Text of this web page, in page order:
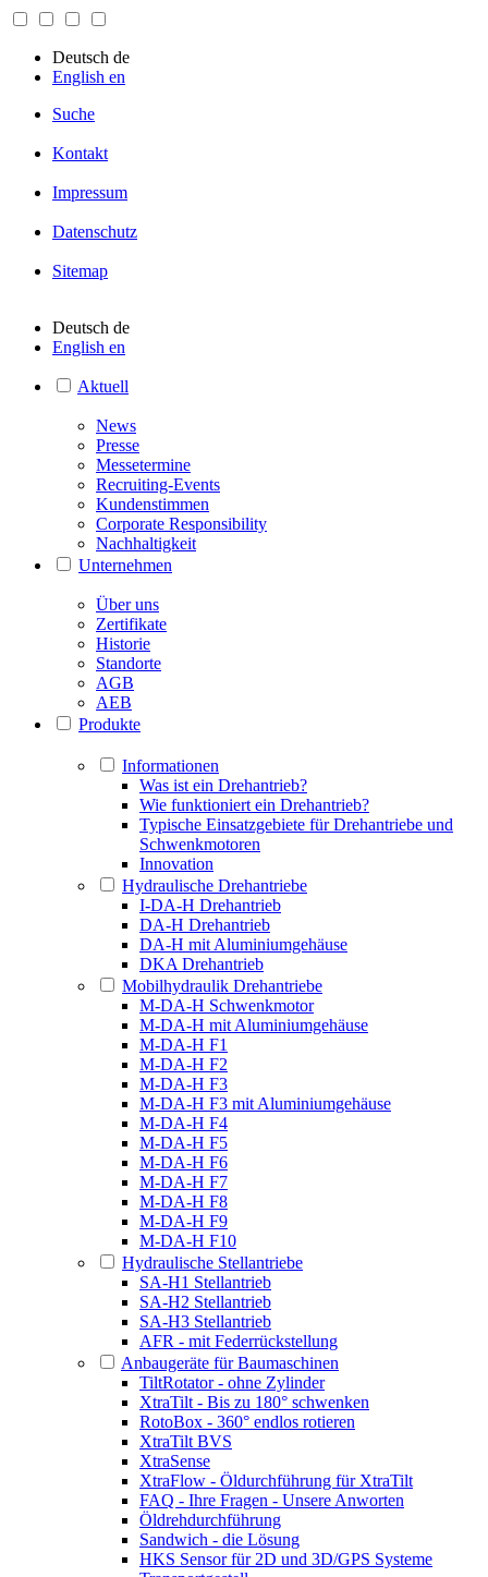
Deutsch de
English en
Suche
Kontakt
Impressum
Datenschutz
Sitemap
Deutsch de
English en
Aktuell
News
Presse
Messetermine
Recruiting-Events
Kundenstimmen
Corporate Responsibility
Nachhaltigkeit
Unternehmen
Über uns
Zertifikate
Historie
Standorte
AGB
AEB
Produkte
Informationen
Was ist ein Drehantrieb?
Wie funktioniert ein Drehantrieb?
Typische Einsatzgebiete für Drehantriebe und
Schwenkmotoren
Innovation
Hydraulische Drehantriebe
I-DA-H Drehantrieb
DA-H Drehantrieb
DA-H mit Aluminiumgehäuse
DKA Drehantrieb
Mobilhydraulik Drehantriebe
M-DA-H Schwenkmotor
M-DA-H mit Aluminiumgehäuse
M-DA-H F1
M-DA-H F2
M-DA-H F3
M-DA-H F3 mit Aluminiumgehäuse
M-DA-H F4
M-DA-H F5
M-DA-H F6
M-DA-H F7
M-DA-H F8
M-DA-H F9
M-DA-H F10
Hydraulische Stellantriebe
SA-H1 Stellantrieb
SA-H2 Stellantrieb
SA-H3 Stellantrieb
AFR - mit Federrückstellung
Anbaugeräte für Baumaschinen
TiltRotator - ohne Zylinder
XtraTilt - Bis zu 180° schwenken
RotoBox - 360° endlos rotieren
XtraTilt BVS
XtraSense
XtraFlow - Öldurchführung für XtraTilt
FAQ - Ihre Fragen - Unsere Anworten
Öldrehdurchführung
Sandwich - die Lösung
HKS Sensor für 2D und 3D/GPS Systeme